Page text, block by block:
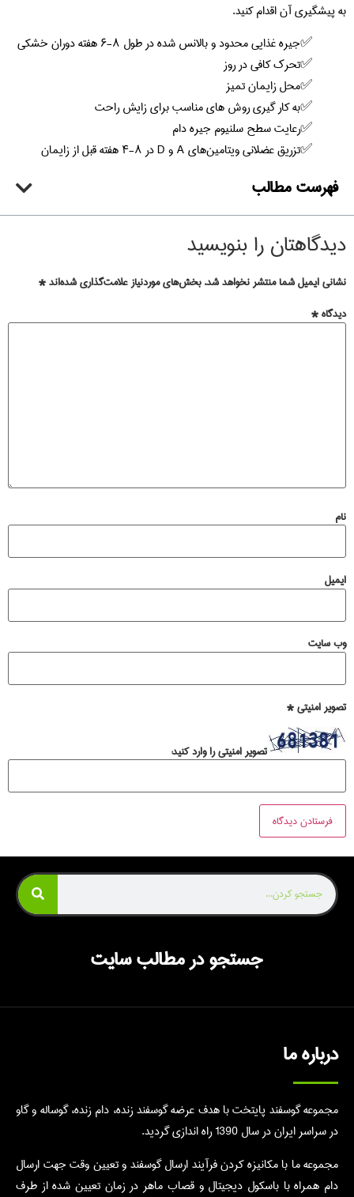
به پیشگیری آن اقدام کنید.
جیره غذایی محدود و بالانس شده در طول ۸-۶ هفته دوران خشکی
تحرک کافی در روز
محل زایمان تمیز
به کار گیری روش های مناسب برای زایش راحت
رعایت سطح سلنیوم جیره دام
تزریق عضلانی ویتامین‌های A و D در ۸-۴ هفته قبل از زایمان
فهرست مطالب
دیدگاهتان را بنویسید
نشانی ایمیل شما منتشر نخواهد شد. بخش‌های موردنیاز علامت‌گذاری شده‌اند*
دیدگاه*
نام
ایمیل
وب‌ سایت
تصویر امنیتی*
تصویر امنیتی را وارد کنید:
جستجو در مطالب سایت
درباره ما
مجموعه گوسفند پایتخت با هدف عرضه گوسفند زنده، دام زنده، گوساله و گاو
در سراسر ایران در سال 1390 راه اندازی گردید.
مجموعه ما با مکانیزه کردن فرآیند ارسال گوسفند و تعیین وقت جهت ارسال
دام همراه با باسکول دیجیتال و قصاب ماهر در زمان تعیین شده از طرف